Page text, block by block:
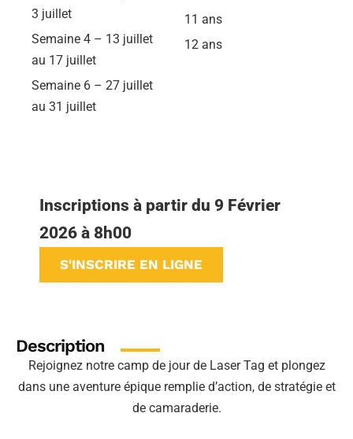
3 juillet
Semaine 4 – 13 juillet
au 17 juillet
Semaine 6 – 27 juillet
au 31 juillet
11 ans
12 ans
Inscriptions à partir du 9 Février
2026 à 8h00
S'INSCRIRE EN LIGNE
Description
Rejoignez notre camp de jour de Laser Tag et plongez
dans une aventure épique remplie d’action, de stratégie et
de camaraderie.